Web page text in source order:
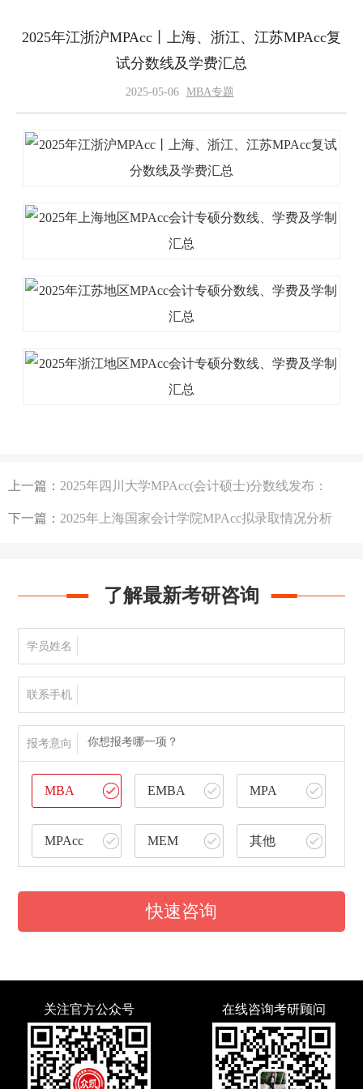
2025年江浙沪MPAcc丨上海、浙江、江苏MPAcc复
试分数线及学费汇总
2025-05-06 MBA专题
上一篇： 2025年四川大学MPAcc(会计硕士)分数线发布：
194/100/50
下一篇： 2025年上海国家会计学院MPAcc拟录取情况分析
了解最新考研咨询
学员姓名
联系手机
报考意向 你想报考哪一项？
MBA EMBA MPA
MPAcc MEM 其他
快速咨询
关注官方公众号 在线咨询考研顾问